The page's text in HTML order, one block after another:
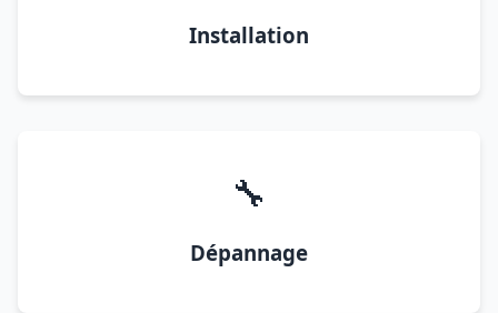
Installation
🔧
Dépannage